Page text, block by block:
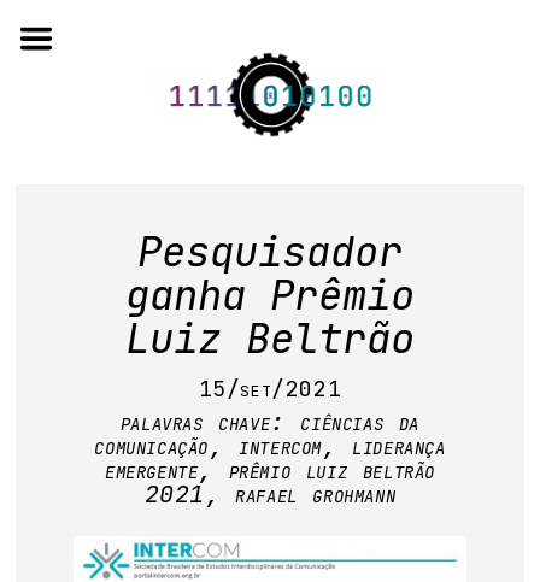
to
quem somos
artigos em periódicos
anais de eventos
capítulos de livros
editorial
base de dados
Pesquisador
ganha Prêmio
Luiz Beltrão
15/set/2021
palavras chave: ciências da
comunicação, intercom, liderança
emergente, prêmio luiz beltrão
2021 ,rafael grohmann